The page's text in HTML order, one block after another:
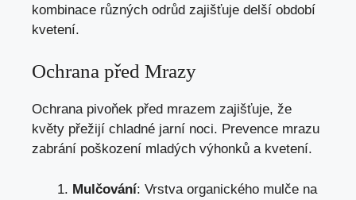
kombinace různých odrůd zajišťuje delší období
kvetení.
Ochrana před Mrazy
Ochrana pivoňek před mrazem zajišťuje, že
květy přežijí chladné jarní noci. Prevence mrazu
zabrání poškození mladých výhonků a kvetení.
Mulčování: Vrstva organického mulče na